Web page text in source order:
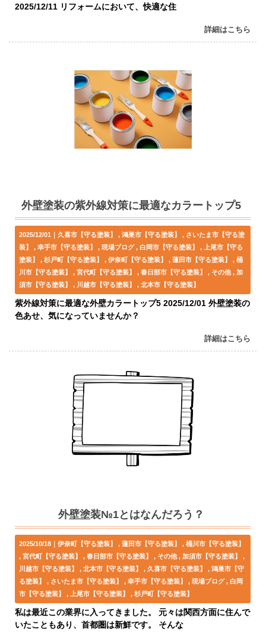
2025/12/11 リフォームにおいて、快適な住
詳細はこちら
外壁塗装の紫外線対策に最適なカラートップ5
2025/12/01｜久喜市【守る塗装】 鴻巣市【守る塗装】
さいたま市【守る塗
装】
幸手市【守る塗装】 現場ブログ 白岡市【守る塗装】
上尾市【守る
塗装】
杉戸町【守る塗装】 伊奈町【守る塗装】 蓮田市【守る塗装】
桶
川市【守る塗装】
宮代町【守る塗装】 春日部市【守る塗装】 その他
加
須市【守る塗装】
川越市【守る塗装】 北本市【守る塗装】
紫外線対策に最適な外壁カラートップ5 2025/12/01 外壁塗装の
色あせ、気になっていませんか？
詳細はこちら
外壁塗装№1とはなんだろう？
2025/10/18｜伊奈町【守る塗装】 蓮田市【守る塗装】
桶川市【守る塗装】
宮代町【守る塗装】
春日部市【守る塗装】 その他
加須市【守る塗装】
川越市【守る塗装】
北本市【守る塗装】 久喜市【守る塗装】
鴻巣市【守
る塗装】
さいたま市【守る塗装】 幸手市【守る塗装】 現場ブログ
白岡
市【守る塗装】
上尾市【守る塗装】 杉戸町【守る塗装】
私は最近この業界に入ってきました。 元々は関西方面に住んで
いたこともあり、首都圏は新鮮です。 そんな